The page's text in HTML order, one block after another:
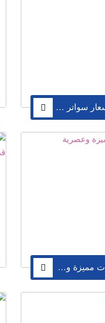
شركة سواتر مكة اسعار سواتر خشبية سواتر شرائح حديد مكة
سواتر احواش بنوعيات مميزة وعصرية